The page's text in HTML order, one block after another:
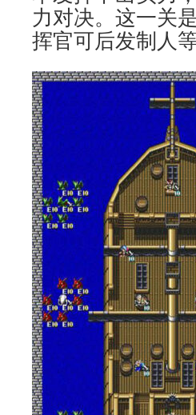
力对决。这一关
挥官可后发制人